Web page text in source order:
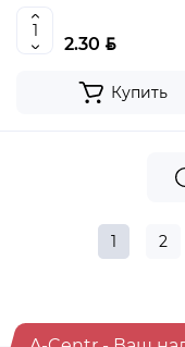
2.30 BYN
Купить
1 2